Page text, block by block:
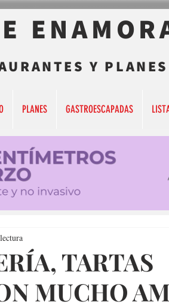
Y PLANES
PLANES GASTROESCAPADAS
TARTAS
MUCHO